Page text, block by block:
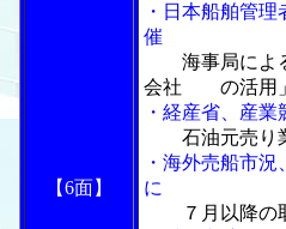
【6面】
・日本船舶管
催
海事局によ
会社 の活用」
・経産省、産
石油元売り
・海外売船市
に
７月以降